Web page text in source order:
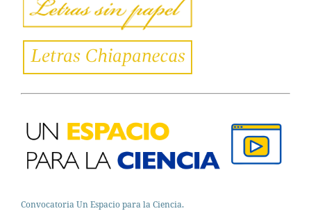
Convocatoria Un Espacio para la Ciencia.